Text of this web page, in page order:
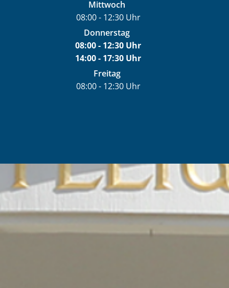
Mittwoch
08:00- 12:30Uhr
Von 08:00 bis 12:30 Uhr
Donnerstag
08:00- 12:30 Uhr
Von 08:00 bis 12:30 Uhr
14:00- 17:30 Uhr
Von 14:00 bis 17:30 Uhr
Freitag
08:00- 12:30Uhr